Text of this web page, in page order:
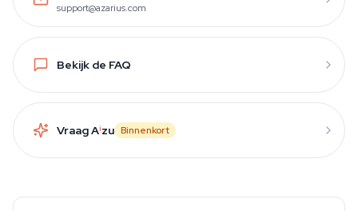
support@azarius.com
Bekijk de FAQ
Vraag Aizu Binnenkort